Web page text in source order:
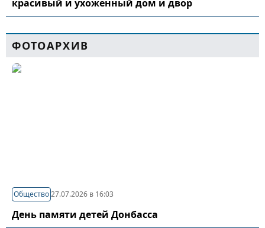
красивый и ухоженный дом и двор
ФОТОАРХИВ
Общество27.07.2026 в 16:03
День памяти детей Донбасса